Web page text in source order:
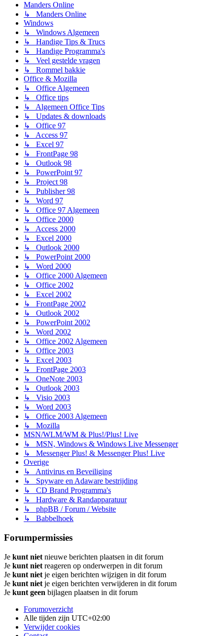
Manders Online
↳ Manders Online
Windows
↳ Windows Algemeen
↳ Handige Tips & Trucs
↳ Handige Programma's
↳ Veel gestelde vragen
↳ Rommel bakkie
Office & Mozilla
↳ Office Algemeen
↳ Office tips
↳ Algemeen Office Tips
↳ Updates & downloads
↳ Office 97
↳ Access 97
↳ Excel 97
↳ FrontPage 98
↳ Outlook 98
↳ PowerPoint 97
↳ Project 98
↳ Publisher 98
↳ Word 97
↳ Office 97 Algemeen
↳ Office 2000
↳ Access 2000
↳ Excel 2000
↳ Outlook 2000
↳ PowerPoint 2000
↳ Word 2000
↳ Office 2000 Algemeen
↳ Office 2002
↳ Excel 2002
↳ FrontPage 2002
↳ Outlook 2002
↳ PowerPoint 2002
↳ Word 2002
↳ Office 2002 Algemeen
↳ Office 2003
↳ Excel 2003
↳ FrontPage 2003
↳ OneNote 2003
↳ Outlook 2003
↳ Visio 2003
↳ Word 2003
↳ Office 2003 Algemeen
↳ Mozilla
MSN/WLM/WM & Plus!/Plus! Live
↳ MSN, Windows & Windows Live Messenger
↳ Messenger Plus! & Messenger Plus! Live
Overige
↳ Antivirus en Beveiliging
↳ Spyware en Adaware bestrijding
↳ CD Brand Programma's
↳ Hardware & Randapparatuur
↳ phpBB / Forum / Website
↳ Babbelhoek
Forumpermissies
Je kunt niet nieuwe berichten plaatsen in dit forum
Je kunt niet reageren op onderwerpen in dit forum
Je kunt niet je eigen berichten wijzigen in dit forum
Je kunt niet je eigen berichten verwijderen in dit forum
Je kunt geen bijlagen plaatsen in dit forum
Forumoverzicht
Alle tijden zijn UTC+02:00
Verwijder cookies